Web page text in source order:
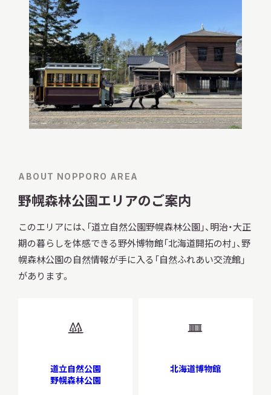
ABOUT NOPPORO AREA
野幌森林公園エリアのご案内
このエリアには、「道立自然公園野幌森林公園」、明治・大正
期の暮らしを体感できる野外博物館「北海道開拓の村」、野
幌森林公園の自然情報が手に入る「自然ふれあい交流館」
があります。
道立自然公園
野幌森林公園
北海道博物館